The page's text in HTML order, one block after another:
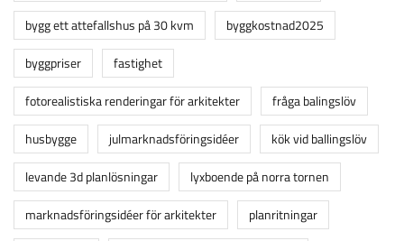
bygg ett attefallshus på 30 kvm
byggkostnad2025
byggpriser
fastighet
fotorealistiska renderingar för arkitekter
fråga balingslöv
husbygge
julmarknadsföringsidéer
kök vid ballingslöv
levande 3d planlösningar
lyxboende på norra tornen
marknadsföringsidéer för arkitekter
planritningar